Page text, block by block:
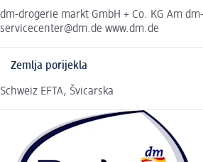
dm-drogerie markt GmbH + Co. KG Am
servicecenter@dm.de www.dm.de
Zemlja porijekla
Schweiz EFTA, Švicarska